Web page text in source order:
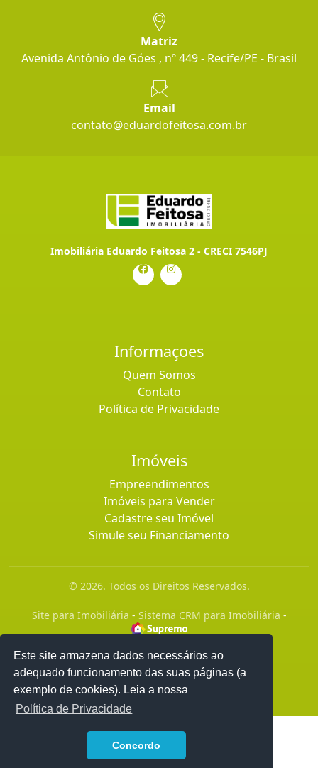
Este site armazena dados necessários ao
adequado funcionamento das suas páginas (a
exemplo de cookies). Leia a nossa
Política de Privacidade
Concordo
Matriz
Avenida Antônio de Góes , nº 449 - Recife/PE - Brasil
Email
contato@eduardofeitosa.com.br
Imobiliária Eduardo Feitosa 2 - CRECI 7546PJ
Informaçoes
Quem Somos
Contato
Política de Privacidade
Imóveis
Empreendimentos
Imóveis para Vender
Cadastre seu Imóvel
Simule seu Financiamento
© 2026. Todos os Direitos Reservados.
Site para Imobiliária - Sistema CRM para Imobiliária -